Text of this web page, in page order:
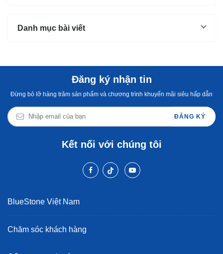
Danh mục bài viết
Đăng ký nhận tin
Đừng bỏ lỡ hàng trăm sản phẩm và chương trình khuyến mãi siêu hấp dẫn
ĐĂNG KÝ
Kết nối với chúng tôi
BlueStone Việt Nam
Chăm sóc khách hàng